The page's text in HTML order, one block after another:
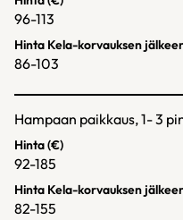
96-113
Hinta Kela-korvauksen
86-103
Hampaan paikkaus, 1- 3
Hinta (€)
92-185
Hinta Kela-korvauksen
82-155